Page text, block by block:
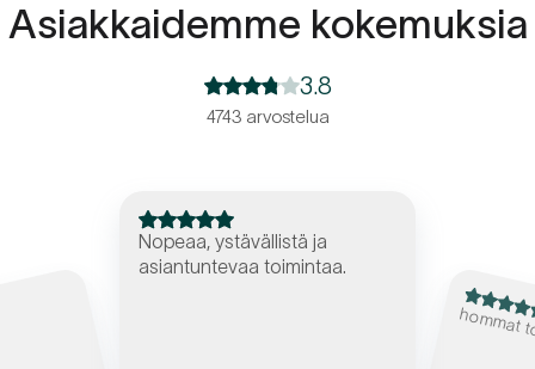
Asiakkaidemme kokemuksia
3.8
4743 arvostelua
Nopeaa, ystävällistä ja
asiantuntevaa toimintaa.
hommat